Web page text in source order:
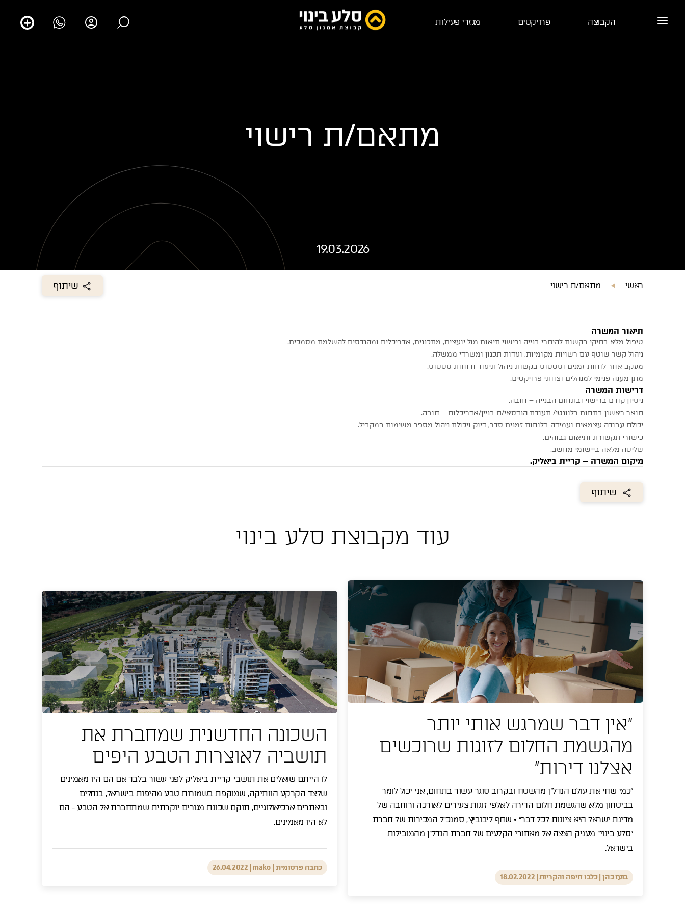
הקבוצה פרויקטים מגזרי פעילות
מתאם/ת רישוי
19.03.2026
ראשי מתאם/ת רישוי שיתוף
תיאור המשרה
טיפול מלא בתיקי בקשות להיתרי בנייה ורישוי תיאום מול יועצים, מתכננים, אדריכלים ומהנדסים להשלמת מסמכים.
ניהול קשר שוטף עם רשויות מקומיות, ועדות תכנון ומשרדי ממשלה.
מעקב אחר לוחות זמנים וסטטוס בקשות ניהול תיעוד ודוחות סטטוס.
מתן מענה פנימי למנהלים וצוותי פרויקטים.
דרישות המשרה
ניסיון קודם ברישוי ובתחום הבנייה – חובה.
תואר ראשון בתחום רלוונטי/ תעודת הנדסאי/ת בניין/אדריכלות – חובה.
יכולת עבודה עצמאית ועמידה בלוחות זמנים סדר, דיוק ויכולת ניהול מספר משימות במקביל.
כישורי תקשורת ותיאום גבוהים.
שליטה מלאה ביישומי מחשב.
מיקום המשרה – קריית ביאליק.
שיתוף
עוד מקבוצת סלע בינוי
"אין דבר שמרגש אותי יותר
מהגשמת החלום לזוגות שרוכשים
אצלנו דירות"
"כמי שחי את עולם הנדל"ן מהשטח ובקרוב סוגר עשור בתחום, אני יכול לומר
בביטחון מלא שהגשמת חלום הדירה לאלפי זוגות צעירים לאורכה ורוחבה של
מדינת ישראל היא ציונות לכל דבר" • שחף ליבוביץ', סמנכ"ל המכירות של חברת
"סלע בינוי" מעניק הצצה אל מאחורי הקלעים של חברת הנדל"ן מהמובילות
בישראל.
בועז כהן | כלבו חיפה והקריות 18.02.2022
השכונה החדשנית שמחברת את
תושביה לאוצרות הטבע היפים
לו הייתם שואלים את תושבי קריית ביאליק לפני עשור בלבד אם הם היו מאמינים
שלצד הקרקע הוותיקה, שמוקפת בשמורות טבע מהיפות בישראל, בנחלים
ובאתרים ארכיאולוגיים, תוקם שכונת מגורים יוקרתית שמתחברת אל הטבע - הם
לא היו מאמינים.
כתבה פרסומית | mako 26.04.2022 תודה, פרטיך התקבלו